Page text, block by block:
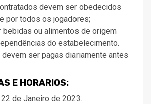
devem ser obedecidos
por todos os jogadores;
bebidas ou alimentos de origem
do estabelecimento.
ser pagas diariamente antes
E HORARIOS:
de Janeiro de 2023.